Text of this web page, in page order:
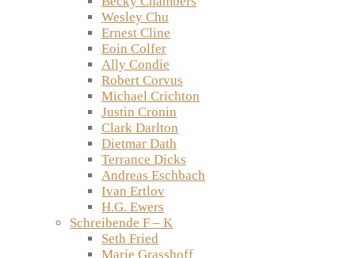
Wesley Chu
Ernest Cline
Eoin Colfer
Ally Condie
Robert Corvus
Michael Crichton
Justin Cronin
Clark Darlton
Dietmar Dath
Terrance Dicks
Andreas Eschbach
Ivan Ertlov
H.G. Ewers
Schreibende F – K
Seth Fried
Marie Grasshoff